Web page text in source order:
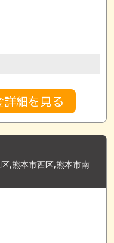
細を見る
,熊本市西区,熊本市南